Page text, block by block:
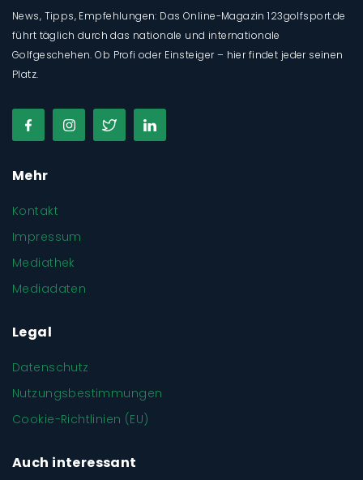
News, Tipps, Empfehlungen: Das Online-Magazin 123golfsport.de
führt täglich durch das nationale und internationale
Golfgeschehen. Ob Profi oder Einsteiger – hier findet jeder seinen
Platz.
Mehr
Kontakt
Impressum
Mediathek
Mediadaten
Legal
Datenschutz
Nutzungsbestimmungen
Cookie-Richtlinien (EU)
Auch interessant